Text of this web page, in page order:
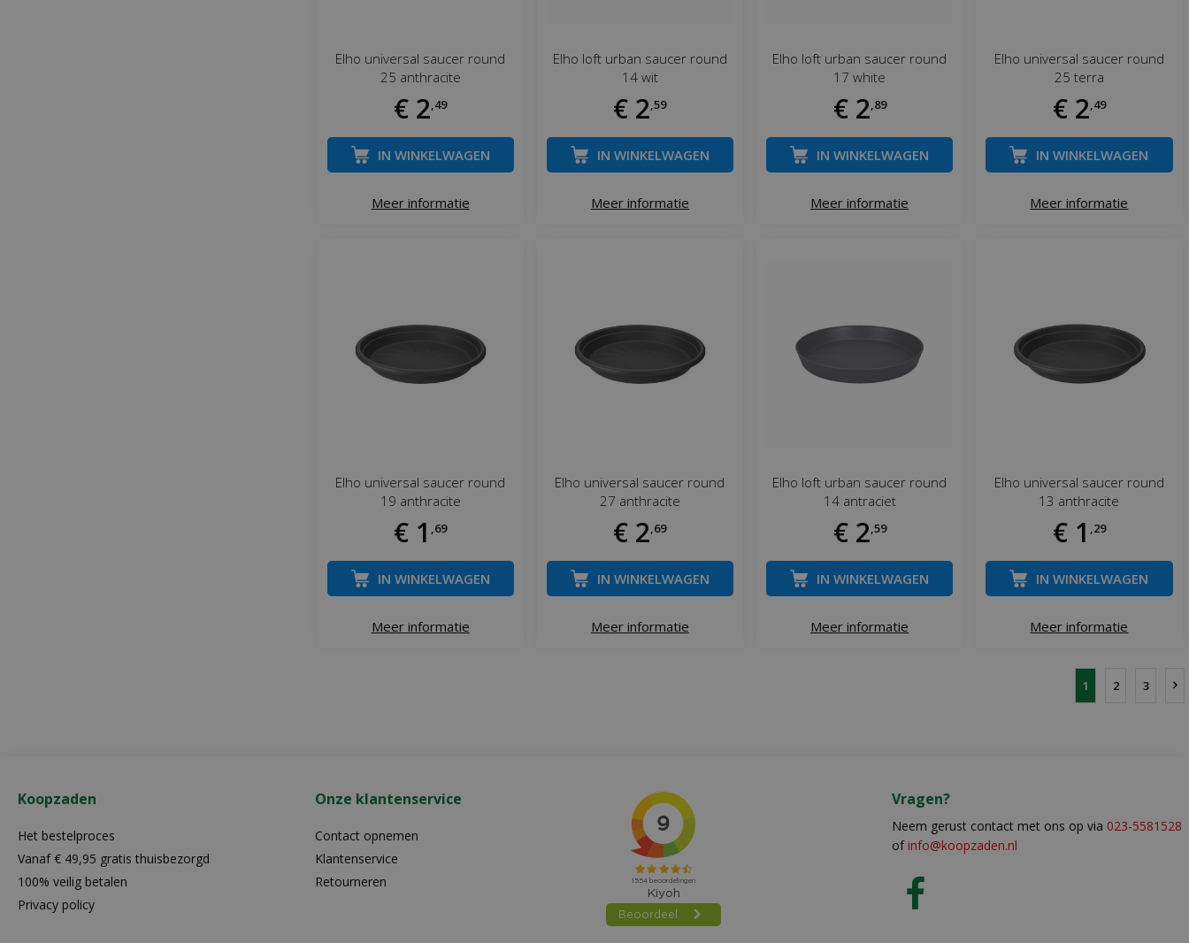
Elho universal saucer round
25 anthracite
€ 2 49
Meer informatie
IN WINKELWAGEN
Elho loft urban saucer round
14 wit
€ 2 ,59
Meer informatie
IN WINKELWAGEN
Elho loft urban saucer round
17 white
€ 2 89
Meer informatie
IN WINKELWAGEN
Elho universal saucer round
25 terra
€ 2 49
Meer informatie
IN WINKELWAGEN
Elho universal saucer round
19 anthracite
€ 1 69
Meer informatie
IN WINKELWAGEN
Elho universal saucer round
27 anthracite
€ 2 69
Meer informatie
IN WINKELWAGEN
Elho loft urban saucer round
14 antraciet
€ 2 59
Meer informatie
IN WINKELWAGEN
Elho universal saucer round
13 anthracite
€ 1 29
Meer informatie
IN WINKELWAGEN
1 2 3
Koopzaden
Het bestelproces
Vanaf € 49,95 gratis thuisbezorgd
100% veilig betalen
Privacy policy
Onze klantenservice
Contact opnemen
Klantenservice
Retourneren
Vragen?
Neem gerust contact met ons op via 023-5581528
of info@koopzaden.nl